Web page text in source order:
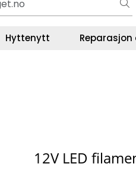
som ALLTID funker!
Hyttenytt Reparasjon
12V LED